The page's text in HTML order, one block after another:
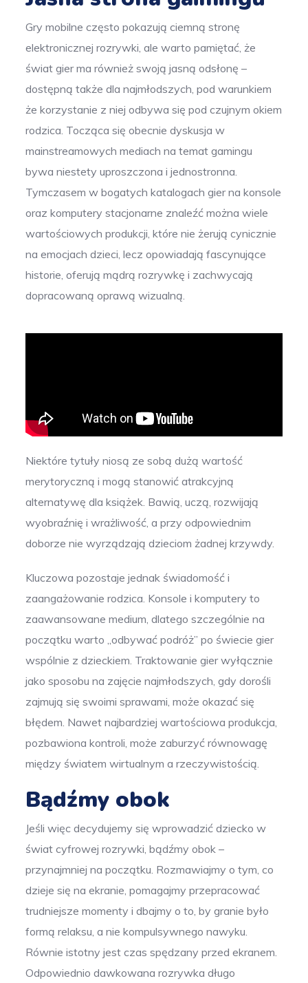
Gry mobilne często pokazują ciemną stronę
elektronicznej rozrywki, ale warto pamiętać, że
świat gier ma również swoją jasną odsłonę –
dostępną także dla najmłodszych, pod warunkiem
że korzystanie z niej odbywa się pod czujnym okiem
rodzica. Tocząca się obecnie dyskusja w
mainstreamowych mediach na temat gamingu
bywa niestety uproszczona i jednostronna.
Tymczasem w bogatych katalogach gier na konsole
oraz komputery stacjonarne znaleźć można wiele
wartościowych produkcji, które nie żerują cynicznie
na emocjach dzieci, lecz opowiadają fascynujące
historie, oferują mądrą rozrywkę i zachwycają
dopracowaną oprawą wizualną.
Niektóre tytuły niosą ze sobą dużą wartość
merytoryczną i mogą stanowić atrakcyjną
alternatywę dla książek. Bawią, uczą, rozwijają
wyobraźnię i wrażliwość, a przy odpowiednim
doborze nie wyrządzają dzieciom żadnej krzywdy.
Kluczowa pozostaje jednak świadomość i
zaangażowanie rodzica. Konsole i komputery to
zaawansowane medium, dlatego szczególnie na
początku warto „odbywać podróż” po świecie gier
wspólnie z dzieckiem. Traktowanie gier wyłącznie
jako sposobu na zajęcie najmłodszych, gdy dorośli
zajmują się swoimi sprawami, może okazać się
błędem. Nawet najbardziej wartościowa produkcja,
pozbawiona kontroli, może zaburzyć równowagę
między światem wirtualnym a rzeczywistością.
Bądźmy obok
Jeśli więc decydujemy się wprowadzić dziecko w
świat cyfrowej rozrywki, bądźmy obok –
przynajmniej na początku. Rozmawiajmy o tym, co
dzieje się na ekranie, pomagajmy przepracować
trudniejsze momenty i dbajmy o to, by granie było
formą relaksu, a nie kompulsywnego nawyku.
Równie istotny jest czas spędzany przed ekranem.
Odpowiednio dawkowana rozrywka długo